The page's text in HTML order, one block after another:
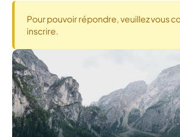
Pour pouvoir répondre, veuillez vous
inscrire.